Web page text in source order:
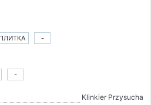
-
-
Klinkier Przysucha